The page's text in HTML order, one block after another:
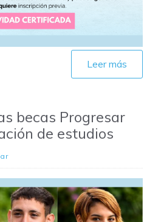
Leer más
becas Progresar
de estudios